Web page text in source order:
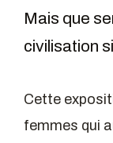
Mais que
civilisation
Cette
femmes qui